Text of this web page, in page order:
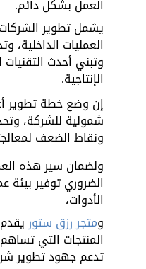
العمل بشكل دائم.
يشمل تطوير
العمليات الداخلية،
وتبني أحدث
الإنتاجية.
إن وضع خطة تطوير
شمولية للشركة،
ونقاط الضعف
ولضمان سير هذه
الضروري توفير
الأدوات،
ومتجر رزق ستور
المنتجات التي
تدعم جهود تطوير